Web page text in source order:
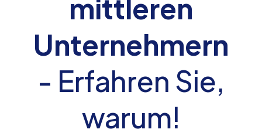
mittleren
Unternehmern
- Erfahren Sie,
warum!